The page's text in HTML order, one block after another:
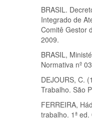
BRASIL.
Integrado de
Comitê Gestor
2009.
BRASIL,
Normativa nº
DEJOURS, C.
Trabalho. São
FERREIRA,
trabalho. 1ª